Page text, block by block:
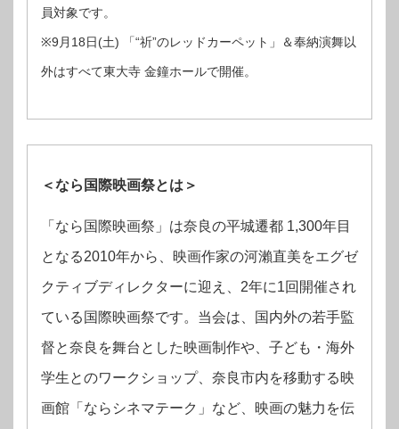
員対象です。
※9月18日(土) 「“祈”のレッドカーペット」＆奉納演舞以
外はすべて東大寺 金鐘ホールで開催。
＜なら国際映画祭とは＞
「なら国際映画祭」は奈良の平城遷都 1,300年目
となる2010年から、映画作家の河瀨直美をエグゼ
クティブディレクターに迎え、2年に1回開催され
ている国際映画祭です。当会は、国内外の若手監
督と奈良を舞台とした映画制作や、子ども・海外
学生とのワークショップ、奈良市内を移動する映
画館「ならシネマテーク」など、映画の魅力を伝